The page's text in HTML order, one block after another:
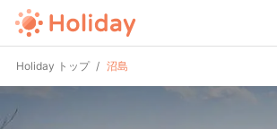
Holiday トップ 沼島